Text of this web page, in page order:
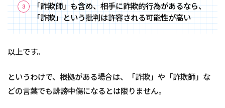
「詐欺師」も含め、相手に詐欺的行為があるなら、
「詐欺」という批判は許容される可能性が高い
以上です。
というわけで、根拠がある場合は、「詐欺」や「詐欺師」な
どの言葉でも誹謗中傷になるとは限りません。